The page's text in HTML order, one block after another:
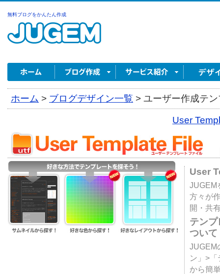
無料ブログをかんたん作成
ホーム > ブログデザイン一覧 > ユーザー作成テ
User
User
JUGEM
方々が
開・共
テン
ついて
JUGEM
ン」>
から簡